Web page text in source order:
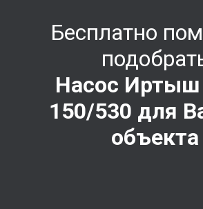
Бесплатно
Насос
150/530 для
объекта